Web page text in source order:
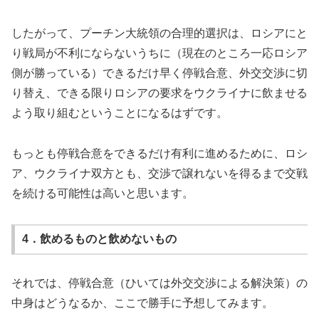
したがって、プーチン大統領の合理的選択は、ロシアにと
り戦局が不利にならないうちに（現在のところ一応ロシア
側が勝っている）できるだけ早く停戦合意、外交交渉に切
り替え、できる限りロシアの要求をウクライナに飲ませる
よう取り組むということになるはずです。
もっとも停戦合意をできるだけ有利に進めるために、ロシ
ア、ウクライナ双方とも、交渉で譲れないを得るまで交戦
を続ける可能性は高いと思います。
4．飲めるものと飲めないもの
それでは、停戦合意（ひいては外交交渉による解決策）の
中身はどうなるか、ここで勝手に予想してみます。